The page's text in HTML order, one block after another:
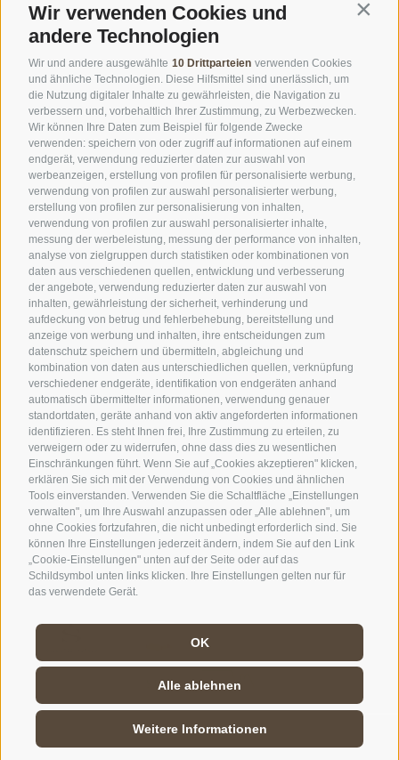
Wir verwenden Cookies und
andere Technologien
Wir und andere ausgewählte 10 Drittparteien verwenden Cookies
und ähnliche Technologien. Diese Hilfsmittel sind unerlässlich, um
die Nutzung digitaler Inhalte zu gewährleisten, die Navigation zu
verbessern und, vorbehaltlich Ihrer Zustimmung, zu Werbezwecken.
Wir können Ihre Daten zum Beispiel für folgende Zwecke
verwenden: speichern von oder zugriff auf informationen auf einem
endgerät, verwendung reduzierter daten zur auswahl von
werbeanzeigen, erstellung von profilen für personalisierte werbung,
verwendung von profilen zur auswahl personalisierter werbung,
erstellung von profilen zur personalisierung von inhalten,
verwendung von profilen zur auswahl personalisierter inhalte,
messung der werbeleistung, messung der performance von inhalten,
analyse von zielgruppen durch statistiken oder kombinationen von
daten aus verschiedenen quellen, entwicklung und verbesserung
der angebote, verwendung reduzierter daten zur auswahl von
inhalten, gewährleistung der sicherheit, verhinderung und
aufdeckung von betrug und fehlerbehebung, bereitstellung und
anzeige von werbung und inhalten, ihre entscheidungen zum
datenschutz speichern und übermitteln, abgleichung und
kombination von daten aus unterschiedlichen quellen, verknüpfung
verschiedener endgeräte, identifikation von endgeräten anhand
automatisch übermittelter informationen, verwendung genauer
standortdaten, geräte anhand von aktiv angeforderten informationen
identifizieren. Es steht Ihnen frei, Ihre Zustimmung zu erteilen, zu
verweigern oder zu widerrufen, ohne dass dies zu wesentlichen
Einschränkungen führt. Wenn Sie auf „Cookies akzeptieren" klicken,
erklären Sie sich mit der Verwendung von Cookies und ähnlichen
Tools einverstanden. Verwenden Sie die Schaltfläche „Einstellungen
verwalten", um Ihre Auswahl anzupassen oder „Alle ablehnen", um
ohne Cookies fortzufahren, die nicht unbedingt erforderlich sind. Sie
können Ihre Einstellungen jederzeit ändern, indem Sie auf den Link
„Cookie-Einstellungen" unten auf der Seite oder auf das
Schildsymbol unten links klicken. Ihre Einstellungen gelten nur für
das verwendete Gerät.
OK
Alle ablehnen
Weitere Informationen
ANFRAGE BUCHUNG
GUTSCHEIN
NEWSLETTER
FAQ
SPORTHOTEL FLORALPINA
Saltriastraße 50
39040 Kastelruth (BZ)
Südtirol
Tel.:+39 0471 727907
info@floralpina.com
IMPRESSUM /SITEMAP/COOKIE-RICHTLINIE/
PRIVACY/ Cookie Präferenzen
created with passion by